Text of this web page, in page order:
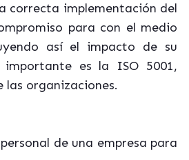
correcta implementación del
para con el medio
así el impacto de su
es la ISO 5001,
las organizaciones.
de una empresa para